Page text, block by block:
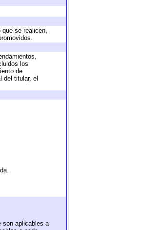
se realicen,
los
de
del titular, el
son aplicables a